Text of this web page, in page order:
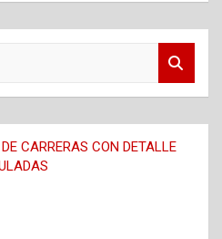
CARRERAS CON DETALLE